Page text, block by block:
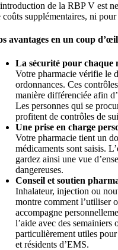
de la RBP V est
coûts supplémentaires, ni
avantages en un coup d’œil
La sécurité pour chaque
Votre pharmacie vérifie le
ordonnances. Ces
manière différenciée afin
Les personnes qui se
profitent de contrôles de
Une prise en charge
Votre pharmacie tient un
médicaments sont saisis.
gardez ainsi une vue
dangereuses.
Conseil et soutien
Inhalateur, injection ou
montre comment l’utiliser
accompagne
l’aide avec des
particulièrement utiles
et résidents d’EMS.